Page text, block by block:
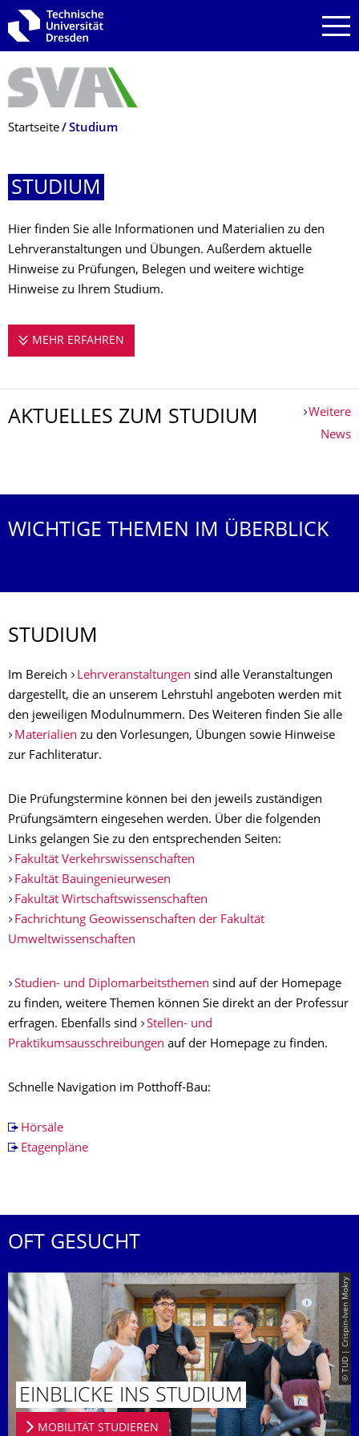
Zur Hauptnavigation springen
Zur Suche springen
Zum Inhalt springen
Breadcrumb-Menü
Startseite Studium
STUDIUM
Hier finden Sie alle Informationen und Materialien zu den
Lehrveranstaltungen und Übungen. Außerdem aktuelle
Hinweise zu Prüfungen, Belegen und weitere wichtige
Hinweise zu Ihrem Studium.
MEHR ERFAHREN
AKTUELLES ZUM STUDIUM
Weitere
News
WICHTIGE THEMEN IM ÜBERBLICK
STUDIUM
Im Bereich Lehrveranstaltungen sind alle Veranstaltungen
dargestellt, die an unserem Lehrstuhl angeboten werden mit
den jeweiligen Modulnummern. Des Weiteren finden Sie alle
Materialien zu den Vorlesungen, Übungen sowie Hinweise
zur Fachliteratur.
Die Prüfungstermine können bei den jeweils zuständigen
Prüfungsämtern eingesehen werden. Über die folgenden
Links gelangen Sie zu den entsprechenden Seiten:
Fakultät Verkehrswissenschaften
Fakultät Bauingenieurwesen
Fakultät Wirtschaftswissenschaften
Fachrichtung Geowissenschaften der Fakultät
Umweltwissenschaften
Studien- und Diplomarbeitsthemen sind auf der Homepage
zu finden, weitere Themen können Sie direkt an der Professur
erfragen. Ebenfalls sind
Stellen- und
Praktikumsausschreibungen auf der Homepage zu finden.
Schnelle Navigation im Potthoff-Bau:
Hörsäle
Etagenpläne
OFT GESUCHT
© TUD | Crispin-Iven Mokry
EINBLICKE INS STUDIUM
MOBILITÄT STUDIEREN